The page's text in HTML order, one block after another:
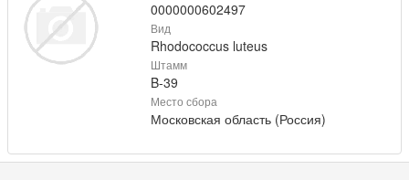
0000000602497
Вид
Rhodococcus luteus
Штамм
B-39
Место сбора
Московская область (Россия)